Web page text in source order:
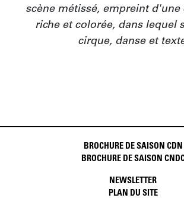
scène métissé, empreint d'une
riche et colorée, dans lequel
cirque, danse et
BROCHURE DE SAISON CDN
BROCHURE DE SAISON
NEWSLETTER
PLAN DU SITE